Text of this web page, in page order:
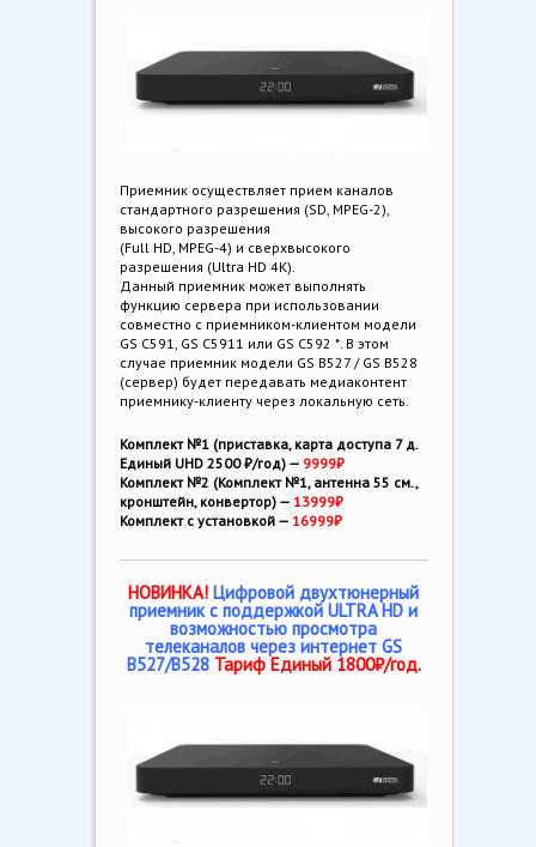
Приемник осуществляет прием каналов
стандартного разрешения (SD, MPEG-2),
высокого разрешения
(Full HD, MPEG-4) и сверхвысокого
разрешения (Ultra HD 4K).
Данный приемник может выполнять
функцию сервера при использовании
совместно с приемником-клиентом модели
GS C591, GS C5911 или GS C592 *. В этом
случае приемник модели GS B527 / GS B528
(сервер) будет передавать медиаконтент
приемнику-клиенту через локальную сеть.
Комплект №1 (приставка, карта доступа 7 д.
Единый UHD 2500 ₽/год) — 9999₽
Комплект №2 (Комплект №1, антенна 55 см.,
кронштейн, конвертор) — 13999₽
Комплект с установкой — 16999₽
НОВИНКА! Цифровой двухтюнерный
приемник с поддержкой ULTRA HD и
возможностью просмотра
телеканалов через интернет GS
B527/B528 Тариф Единый 1800₽/год.